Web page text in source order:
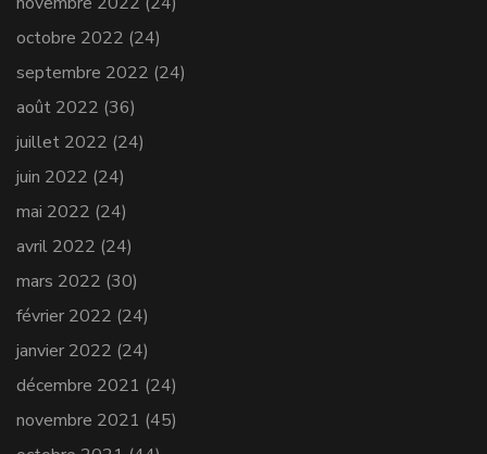
octobre 2022 (24)
septembre 2022 (24)
août 2022 (36)
juillet 2022 (24)
juin 2022 (24)
mai 2022 (24)
avril 2022 (24)
mars 2022 (30)
février 2022 (24)
janvier 2022 (24)
décembre 2021 (24)
novembre 2021 (45)